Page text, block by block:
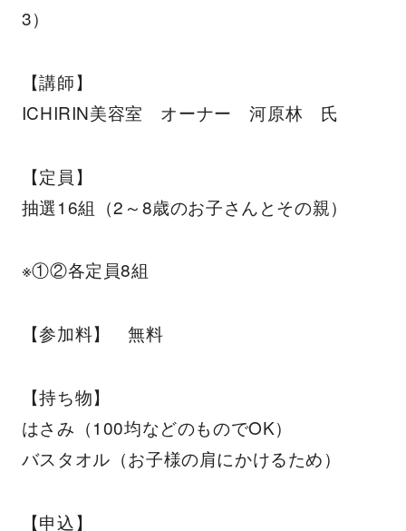
3）
【講師】
ICHIRIN美容室 オーナー 河原林 氏
【定員】
抽選16組（2～8歳のお子さんとその親）
※①②各定員8組
【参加料】 無料
【持ち物】
はさみ（100均などのものでOK）
バスタオル（お子様の肩にかけるため）
【申込】